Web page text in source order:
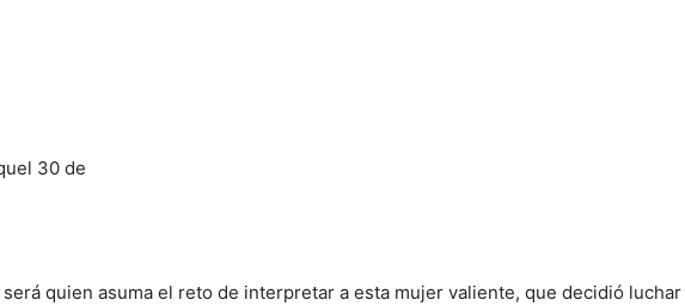
será quien asuma el reto de interpretar a esta mujer valiente, que decidió luchar